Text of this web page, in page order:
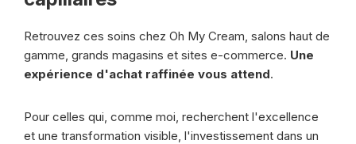
Retrouvez ces soins chez Oh My Cream, salons haut de
gamme, grands magasins et sites e-commerce. Une
expérience d'achat raffinée vous attend.
Pour celles qui, comme moi, recherchent l'excellence
et une transformation visible, l'investissement dans un